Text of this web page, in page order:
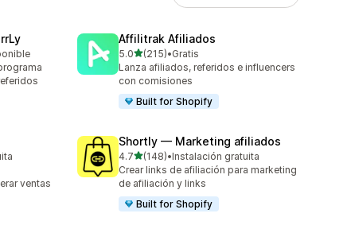
Affilitrak Afiliados
5.0de 5 estrellas
(215)
215 reseñas en total
•Gratis
Lanza afiliados, referidos e influencers
con comisiones
Built for Shopify
ventas
Shortly — Marketing afiliados
4.7de 5 estrellas
(148)
148 reseñas en total
•Instalación gratuita
Crear links de afiliación para marketing
de afiliación y links
Built for Shopify